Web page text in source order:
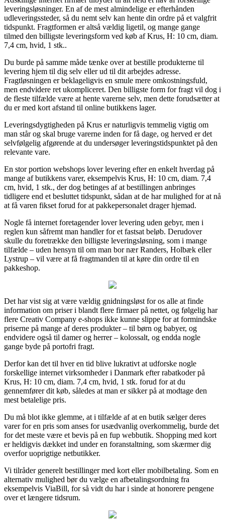
leveringsløsninger. En af de mest almindelige er efterhånden
udleveringssteder, så du nemt selv kan hente din ordre på et valgfrit
tidspunkt. Fragtformen er altså vældig ligetil, og mange gange
tilmed den billigste leveringsform ved køb af Krus, H: 10 cm, diam.
7,4 cm, hvid, 1 stk..
Du burde på samme måde tænke over at bestille produkterne til
levering hjem til dig selv eller ud til dit arbejdes adresse.
Fragtløsningen er beklageligvis en smule mere omkostningsfuld,
men endvidere ret ukompliceret. Den billigste form for fragt vil dog i
de fleste tilfælde være at hente varerne selv, men dette forudsætter at
du er med kort afstand til online butikkens lager.
Leveringsdygtigheden på Krus er naturligvis temmelig vigtig om
man står og skal bruge varerne inden for få dage, og herved er det
selvfølgelig afgørende at du undersøger leveringstidspunktet på den
relevante vare.
En stor portion webshops lover levering efter en enkelt hverdag på
mange af butikkens varer, eksempelvis Krus, H: 10 cm, diam. 7,4
cm, hvid, 1 stk., der dog betinges af at bestillingen anbringes
tidligere end et besluttet tidspunkt, sådan at de har mulighed for at nå
at få varen fikset forud for at pakkepersonalet drager hjemad.
Nogle få internet foretagender lover levering uden gebyr, men i
reglen kun såfremt man handler for et fastsat beløb. Derudover
skulle du foretrække den billigste leveringsløsning, som i mange
tilfælde – uden hensyn til om man bor nær Randers, Holbæk eller
Lystrup – vil være at få fragtmanden til at køre din ordre til en
pakkeshop.
Det har vist sig at være vældig gnidningsløst for os alle at finde
information om priser i blandt flere firmaer på nettet, og følgelig har
flere Creativ Company e-shops ikke kunne slippe for at formindske
priserne på mange af deres produkter – til børn og babyer, og
endvidere også til damer og herrer – kolossalt, og endda nogle
gange byde på portofri fragt.
Derfor kan det til hver en tid blive lukrativt at udforske nogle
forskellige internet virksomheder i Danmark efter rabatkoder på
Krus, H: 10 cm, diam. 7,4 cm, hvid, 1 stk. forud for at du
gennemfører dit køb, således at man er sikker på at modtage den
mest betalelige pris.
Du må blot ikke glemme, at i tilfælde af at en butik sælger deres
varer for en pris som anses for usædvanlig overkommelig, burde det
for det meste være et bevis på en fup webbutik. Shopping med kort
er heldigvis dækket ind under en foranstaltning, som skærmer dig
overfor uoprigtige netbutikker.
Vi tilråder generelt bestillinger med kort eller mobilbetaling. Som en
alternativ mulighed bør du vælge en afbetalingsordning fra
eksempelvis ViaBill, for så vidt du har i sinde at honorere pengene
over et længere tidsrum.